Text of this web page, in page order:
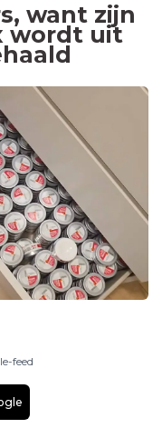
want zijn
wordt uit
feed